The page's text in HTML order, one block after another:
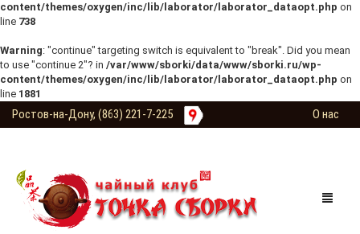
content/themes/oxygen/inc/lib/laborator/laborator_dataopt.php on
line 738
Warning: "continue" targeting switch is equivalent to "break". Did you mean
to use "continue 2"? in /var/www/sborki/data/www/sborki.ru/wp-
content/themes/oxygen/inc/lib/laborator/laborator_dataopt.php on
line 1881
Ростов-на-Дону, (863) 221-7-225 О нас